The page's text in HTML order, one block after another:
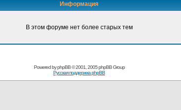
Информация
В этом форуме нет более старых тем
Powered byphpBB© 2001, 2005 phpBB Group
Русская поддержка phpBB